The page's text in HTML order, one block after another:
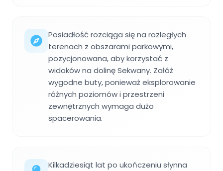
Posiadłość rozciąga się na rozległych
terenach z obszarami parkowymi,
pozycjonowana, aby korzystać z
widoków na dolinę Sekwany. Załóż
wygodne buty, ponieważ eksplorowanie
różnych poziomów i przestrzeni
zewnętrznych wymaga dużo
spacerowania.
Kilkadziesiąt lat po ukończeniu słynna